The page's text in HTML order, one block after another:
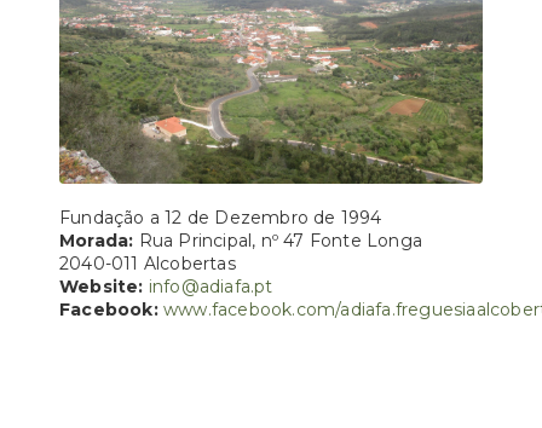
Fundação a 12 de Dezembro de 1994
Morada: Rua Principal, nº 47 Fonte Longa
2040-011 Alcobertas
Website: info@adiafa.pt
Facebook: www.facebook.com/